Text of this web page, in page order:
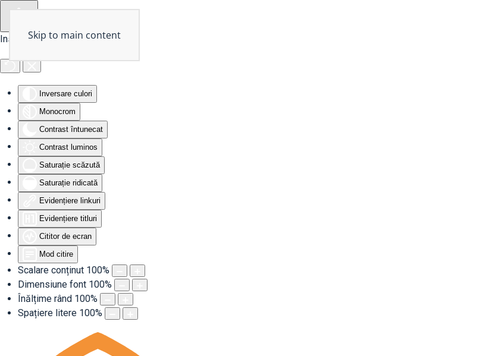
Instrumente de accesibilitate
Inversare culori
Monocrom
Contrast întunecat
Contrast luminos
Saturație scăzută
Saturație ridicată
Evidențiere linkuri
Evidențiere titluri
Cititor de ecran
Mod citire
Scalare conținut 100%
Dimensiune font 100%
Înălțime rând 100%
Spațiere litere 100%
Skip to main content